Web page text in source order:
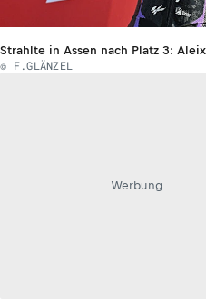
Strahlte in Assen nach Platz 3:
© F.GLÄNZEL
Werbung